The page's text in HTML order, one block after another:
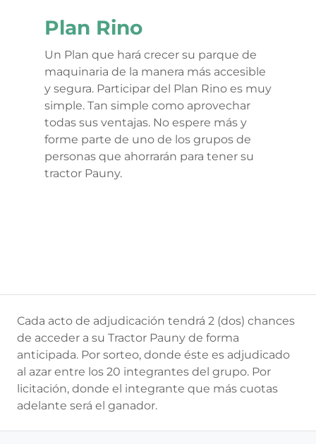
Plan Rino
Un Plan que hará crecer su parque de
maquinaria de la manera más accesible
y segura. Participar del Plan Rino es muy
simple. Tan simple como aprovechar
todas sus ventajas. No espere más y
forme parte de uno de los grupos de
personas que ahorrarán para tener su
tractor Pauny.
Cada acto de adjudicación tendrá 2 (dos) chances
de acceder a su Tractor Pauny de forma
anticipada. Por sorteo, donde éste es adjudicado
al azar entre los 20 integrantes del grupo. Por
licitación, donde el integrante que más cuotas
adelante será el ganador.